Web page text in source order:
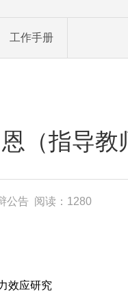
工作手册
（指导教
公告 阅读：1280
效应研究